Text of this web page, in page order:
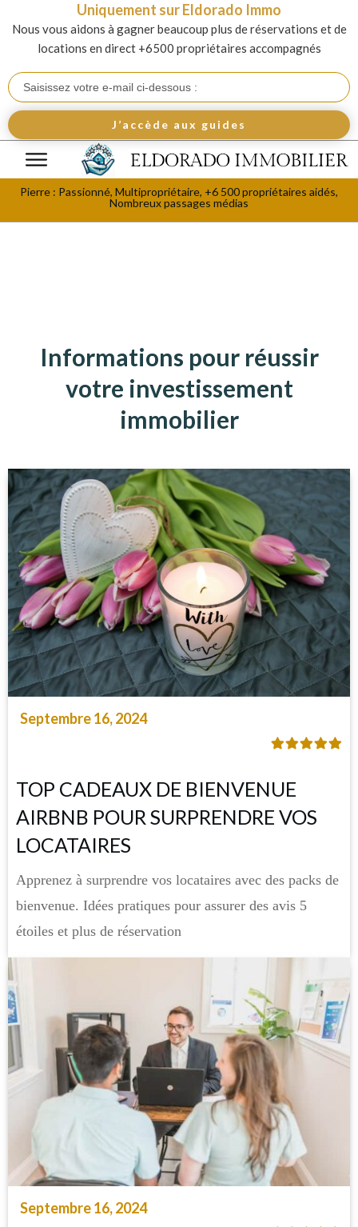
Uniquement sur Eldorado Immo
Nous vous aidons à gagner beaucoup plus de réservations et de
locations en direct +6500 propriétaires accompagnés
J’accède aux guides
Pierre : Passionné, Multipropriétaire, +6 500 propriétaires aidés,
Nombreux passages médias
Informations pour réussir
votre investissement
immobilier
Septembre 16, 2024
TOP CADEAUX DE BIENVENUE
AIRBNB POUR SURPRENDRE VOS
LOCATAIRES
Apprenez à surprendre vos locataires avec des packs de
bienvenue. Idées pratiques pour assurer des avis 5
étoiles et plus de réservation
Septembre 16, 2024